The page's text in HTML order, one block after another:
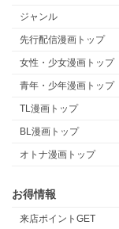
ジャンル
先行配信漫画トップ
女性・少女漫画トップ
青年・少年漫画トップ
TL漫画トップ
BL漫画トップ
オトナ漫画トップ
お得情報
来店ポイントGET